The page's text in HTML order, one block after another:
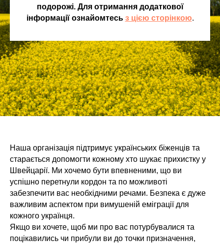
подорожі. Для отримання додаткової
інформації ознайомтесь з цією сторінкою.
Наша організація підтримує українських біженців та
старається допомогти кожному хто шукає прихистку у
Швейцарії. Ми хочемо бути впевненими, що ви
успішно перетнули кордон та по можливоті
забезпечити вас необхідними речами. Безпека є дуже
важливим аспектом при вимушеній еміграції для
кожного українця.
Якщо ви хочете, щоб ми про вас потурбувалися та
поцікавились чи прибули ви до точки призначення,